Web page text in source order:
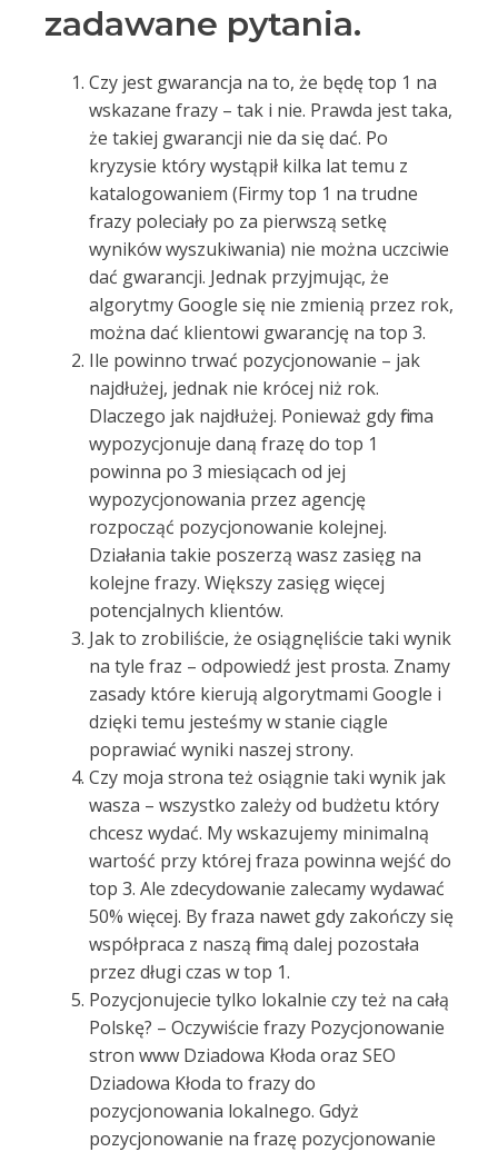
zadawane pytania.
Czy jest gwarancja na to, że będę top 1 na
wskazane frazy – tak i nie. Prawda jest taka,
że takiej gwarancji nie da się dać. Po
kryzysie który wystąpił kilka lat temu z
katalogowaniem (Firmy top 1 na trudne
frazy poleciały po za pierwszą setkę
wyników wyszukiwania) nie można uczciwie
dać gwarancji. Jednak przyjmując, że
algorytmy Google się nie zmienią przez rok,
można dać klientowi gwarancję na top 3.
Ile powinno trwać pozycjonowanie – jak
najdłużej, jednak nie krócej niż rok.
Dlaczego jak najdłużej. Ponieważ gdy firma
wypozycjonuje daną frazę do top 1
powinna po 3 miesiącach od jej
wypozycjonowania przez agencję
rozpocząć pozycjonowanie kolejnej.
Działania takie poszerzą wasz zasięg na
kolejne frazy. Większy zasięg więcej
potencjalnych klientów.
Jak to zrobiliście, że osiągnęliście taki wynik
na tyle fraz – odpowiedź jest prosta. Znamy
zasady które kierują algorytmami Google i
dzięki temu jesteśmy w stanie ciągle
poprawiać wyniki naszej strony.
Czy moja strona też osiągnie taki wynik jak
wasza – wszystko zależy od budżetu który
chcesz wydać. My wskazujemy minimalną
wartość przy której fraza powinna wejść do
top 3. Ale zdecydowanie zalecamy wydawać
50% więcej. By fraza nawet gdy zakończy się
współpraca z naszą firmą dalej pozostała
przez długi czas w top 1.
Pozycjonujecie tylko lokalnie czy też na całą
Polskę? – Oczywiście frazy Pozycjonowanie
stron www Dziadowa Kłoda oraz SEO
Dziadowa Kłoda to frazy do
pozycjonowania lokalnego. Gdyż
pozycjonowanie na frazę pozycjonowanie